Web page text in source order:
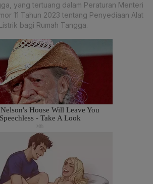
yang tertuang dalam Peraturan Menteri
11 Tahun 2023 tentang Penyediaan Alat
bagi Rumah Tangga.